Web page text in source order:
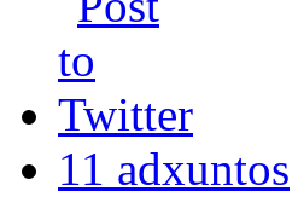
11 adxuntos